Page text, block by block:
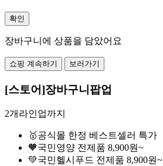
확인
장바구니에 상품을 담았어요
쇼핑 계속하기 보러가기
[스토어]장바구니팝업
2개라인업까지
🥇공식몰 한정 베스트셀러 특가
🧡국민영양 전제품 8,900원~
💚국민헬시푸드 전제품 8,900원~